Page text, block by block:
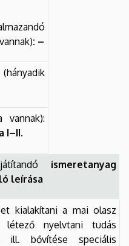
: –
(hányadik
vannak):
I–II.
ismeretanyag
leírása
kialakítani a mai olasz
nyelvtani tudás
ill. bővítése speciális